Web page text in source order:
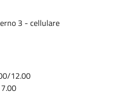
3 - cellulare
12.00